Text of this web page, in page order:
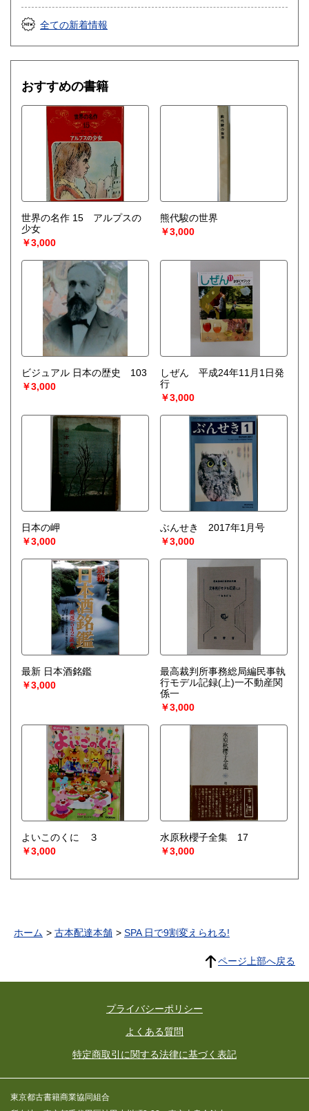
全ての新着情報
おすすめの書籍
世界の名作 15 アルプスの
少女
￥3,000
熊代駿の世界
￥3,000
ビジュアル 日本の歴史 103
￥3,000
しぜん 平成24年11月1日発
行
￥3,000
日本の岬
￥3,000
ぶんせき 2017年1月号
￥3,000
最新 日本酒銘鑑
￥3,000
最高裁判所事務総局編民事執
行モデル記録(上)一不動産関
係一
￥3,000
よいこのくに ３
￥3,000
水原秋櫻子全集 17
￥3,000
ホーム 古本配達本舗 SPA 日で9割変えられる!
ページ上部へ戻る
プライバシーポリシー
よくある質問
特定商取引に関する法律に基づく表記
東京都古書籍商業協同組合